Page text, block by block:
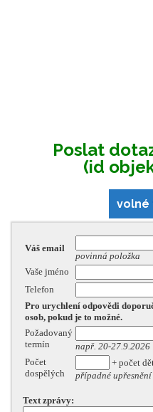
Poslat
(id
volné